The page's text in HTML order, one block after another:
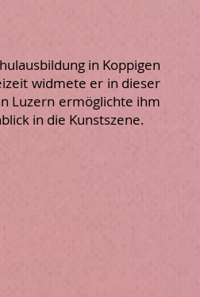
in Koppigen
widmete er in dieser
Luzern ermöglichte ihm
in die Kunstszene.